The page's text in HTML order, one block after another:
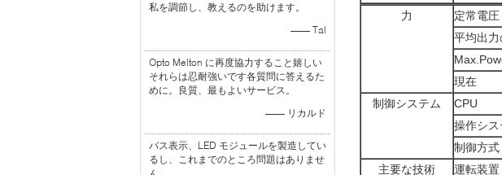
私を調節し、教えるのを助けます。
—— Tal
Opto Melton に再度協力すること嬉しい
それらは忍耐強いです各質問に答えるた
めに。良質、最もよいサービス。
—— リカルド
バス表示、LED モジュールを製造してい
るし、これまでのところ問題はありませ
力
定常電圧
平均出
現在
制御システム CPU
操作シス
制御方式
主要な技術
運転装置